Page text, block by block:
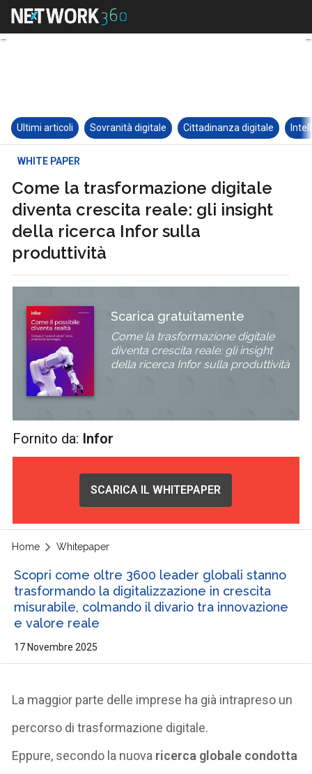
Ultimi articoli Sovranità digitale Cittadinanza digitale
WHITE PAPER
Come la trasformazione digitale
diventa crescita reale: gli insight
della ricerca Infor sulla
produttività
Scarica gratuitamente
Come la trasformazione digitale
diventa crescita reale: gli insight
della ricerca Infor sulla produttività
Fornito da: Infor
SCARICA IL WHITEPAPER
Home Whitepaper
Scopri come oltre 3600 leader globali stanno
trasformando la digitalizzazione in crescita
misurabile, colmando il divario tra innovazione
e valore reale
17 Novembre 2025
La maggior parte delle imprese ha già intrapreso un
percorso di trasformazione digitale.
Eppure, secondo la nuova ricerca globale condotta